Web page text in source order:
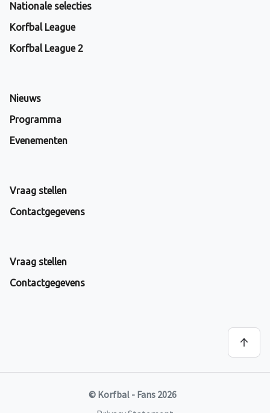
Nationale selecties
Korfbal League
Korfbal League 2
Nieuws
Programma
Evenementen
Vraag stellen
Contactgegevens
Vraag stellen
Contactgegevens
© Korfbal - Fans 2026